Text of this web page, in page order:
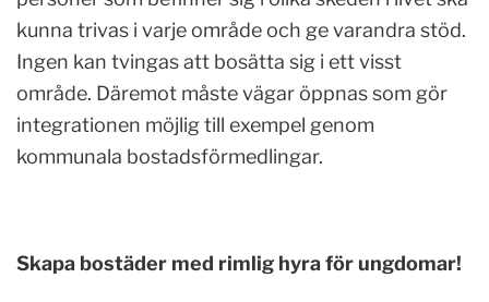
kunna trivas i varje område och ge varandra stöd.
Ingen kan tvingas att bosätta sig i ett visst
område. Däremot måste vägar öppnas som gör
integrationen möjlig till exempel genom
kommunala bostadsförmedlingar.
Skapa bostäder med rimlig hyra för ungdomar!